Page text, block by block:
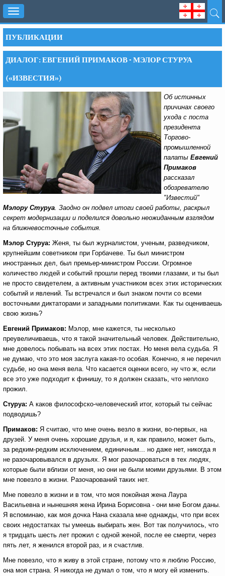
Toggle
navigation
ПУБЛИКАЦИИ
ДИАЛОГ: ЕВГЕНИЙ ПРИМАКОВ - МЭЛОР СТУРУА
(«ИЗВЕСТИЯ»)
Об истинных
причинах своего
ухода с поста
президента
Торгово-
промышленной
палаты Евгений
Примаков
рассказал
обозревателю
"Известий"
Мэлору Стуруа. Заодно он подвел итоги своей работы, раскрыл
секрет модернизации и поделился довольно неожиданным взглядом
на ближневосточные события.
Мэлор Стуруа: Женя, ты был журналистом, ученым, разведчиком,
крупнейшим советником при Горбачеве. Ты был министром
иностранных дел, был премьер-министром России. Огромное
количество людей и событий прошли перед твоими глазами, и ты был
не просто свидетелем, а активным участником всех этих исторических
событий и явлений. Ты встречался и был знаком почти со всеми
восточными диктаторами и западными политиками. Как ты оцениваешь
свою жизнь?
Евгений Примаков: Мэлор, мне кажется, ты несколько
преувеличиваешь, что я такой значительный человек. Действительно,
мне довелось побывать на всех этих постах. Но меня вела судьба. Я
не думаю, что это моя заслуга какая-то особая. Конечно, я не перечил
судьбе, но она меня вела. Что касается оценки всего, ну что ж, если
все это уже подходит к финишу, то я должен сказать, что неплохо
прожил.
Стуруа: А каков философско-человеческий итог, который ты сейчас
подводишь?
Примаков: Я считаю, что мне очень везло в жизни, во-первых, на
друзей. У меня очень хорошие друзья, и я, как правило, может быть,
за редким-редким исключением, единичным... но даже нет, никогда я
не разочаровывался в друзьях. Я мог разочароваться в тех людях,
которые были вблизи от меня, но они не были моими друзьями. В этом
мне повезло в жизни. Разочарований таких нет.
Мне повезло в жизни и в том, что моя покойная жена Лаура
Васильевна и нынешняя жена Ирина Борисовна - они мне Богом даны.
Я вспоминаю, как моя дочка Нана сказала мне однажды, что при всех
своих недостатках ты умеешь выбирать жен. Вот так получилось, что
я тридцать шесть лет прожил с одной женой, после ее смерти, через
пять лет, я женился второй раз, и я счастлив.
Мне повезло, что я живу в этой стране, потому что я люблю Россию,
она моя страна. Я никогда не думал о том, что я могу ей изменить.